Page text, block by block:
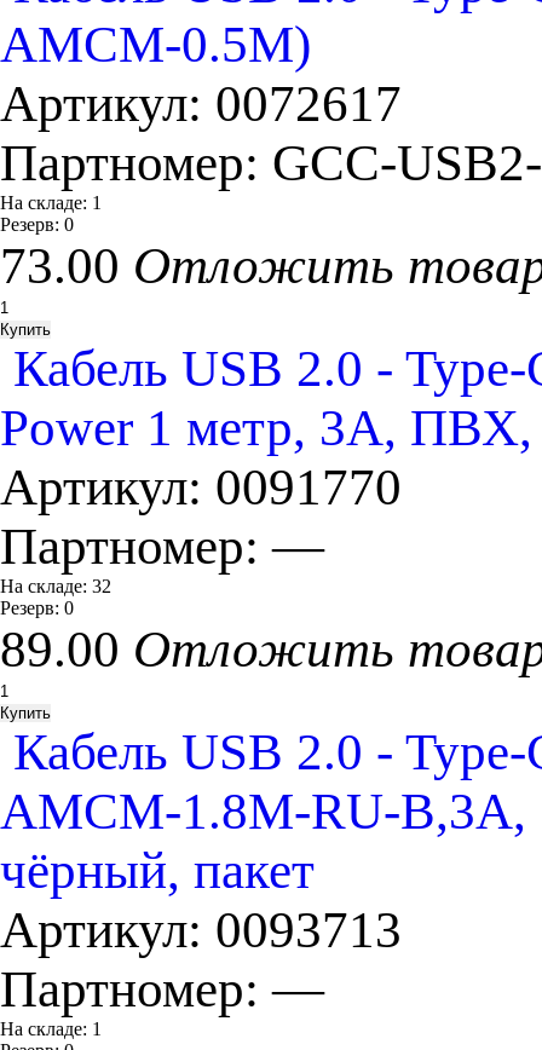
AMCM-0.5M)
Артикул: 0072617
Партномер: GCC-
На складе: 1
Резерв: 0
73.00 Отложить
Кабель USB 2.0 -
Power 1 метр, 3A,
Артикул: 0091770
Партномер:—
На складе: 32
Резерв: 0
89.00 Отложить
Кабель USB 2.0 -
AMCM-1.8M-RU-B,3A,
чёрный, пакет
Артикул: 0093713
Партномер:—
На складе: 1